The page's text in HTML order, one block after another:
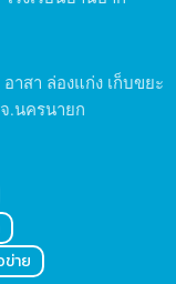
าสา ล่องแก่ง เก็บขยะ
.นครนายก
ข่าย